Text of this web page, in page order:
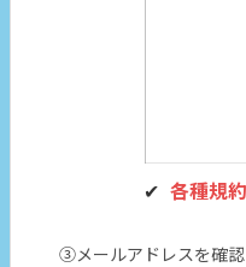
各種規
③メールアドレスを確認